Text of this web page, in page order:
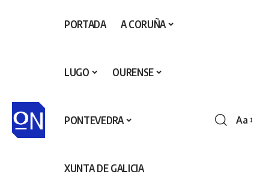
PORTADA A CORUÑA
LUGO OURENSE
PONTEVEDRA
XUNTA DE GALICIA
Aa